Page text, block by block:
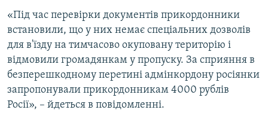
«Під час перевірки документів прикордонники
встановили, що у них немає спеціальних дозволів
для в'їзду на тимчасово окуповану територію і
відмовили громадянкам у пропуску. За сприяння в
безперешкодному перетині адмінкордону росіянки
запропонували прикордонникам 4000 рублів
Росії», – йдеться в повідомленні.